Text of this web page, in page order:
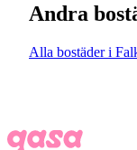
Andra
Alla bostäder i